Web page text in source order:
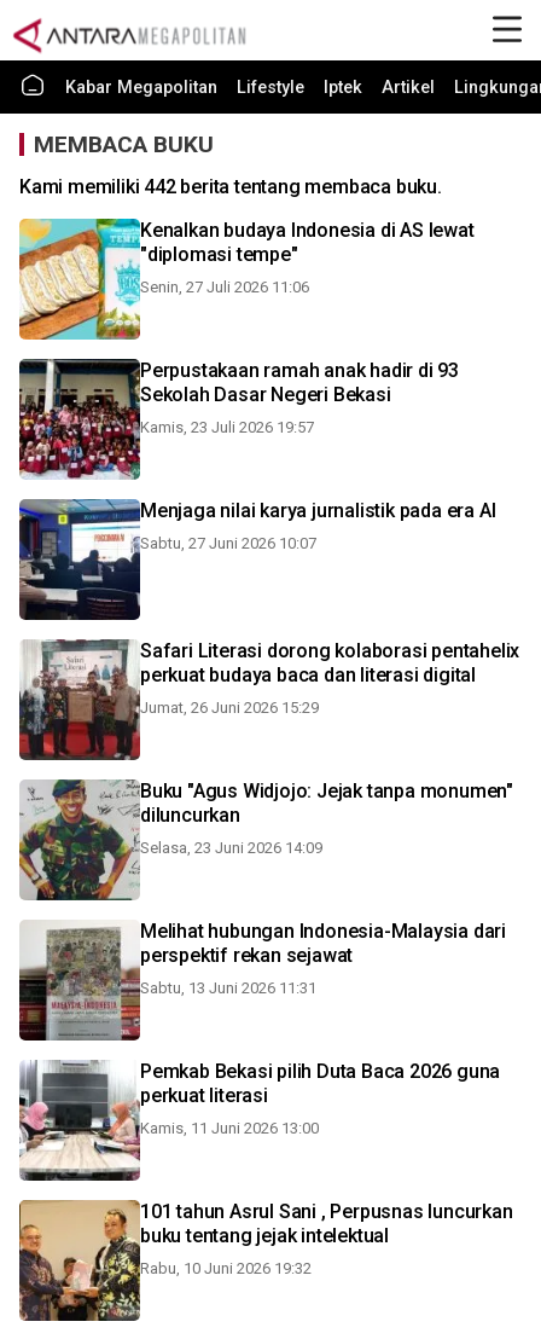
Kabar Megapolitan Lifestyle Iptek Artikel
MEMBACA BUKU
Kami memiliki 442 berita tentang membaca buku.
Kenalkan budaya Indonesia di AS lewat
"diplomasi tempe"
Senin, 27 Juli 2026 11:06
Perpustakaan ramah anak hadir di 93
Sekolah Dasar Negeri Bekasi
Kamis, 23 Juli 2026 19:57
Menjaga nilai karya jurnalistik pada era AI
Sabtu, 27 Juni 2026 10:07
Safari Literasi dorong kolaborasi pentahelix
perkuat budaya baca dan literasi digital
Jumat, 26 Juni 2026 15:29
Buku "Agus Widjojo: Jejak tanpa monumen"
diluncurkan
Selasa, 23 Juni 2026 14:09
Melihat hubungan Indonesia-Malaysia dari
perspektif rekan sejawat
Sabtu, 13 Juni 2026 11:31
Pemkab Bekasi pilih Duta Baca 2026 guna
perkuat literasi
Kamis, 11 Juni 2026 13:00
101 tahun Asrul Sani , Perpusnas luncurkan
buku tentang jejak intelektual
Rabu, 10 Juni 2026 19:32